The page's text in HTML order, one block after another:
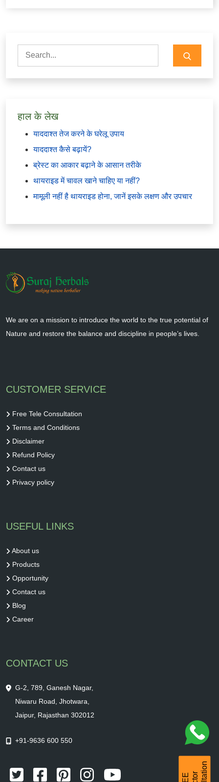
Search
for:
हाल के लेख
याददाश्त तेज करने के घरेलू उपाय
याददाश्त कैसे बढ़ायें?
ब्रेस्ट का आकार बढ़ाने के आसान तरीके
थायराइड में चावल खाने चाहिए या नहीं?
मामूली नहीं है थायराइड होना, जानें इसके लक्षण और उपचार
We are on a mission to introduce the world to the true potential of
Nature and restore the balance and discipline in people’s lives.
CUSTOMER SERVICE
Free Tele Consultation
Terms and Conditions
Disclaimer
Refund Policy
Contact us
Privacy policy
USEFUL LINKS
About us
Products
Opportunity
Contact us
Blog
Career
CONTACT US
G-2, 789, Ganesh Nagar,
Niwaru Road, Jhotwara,
Jaipur, Rajasthan 302012
+91-9636 600 550